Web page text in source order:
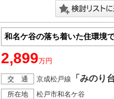
和名ケ谷の落ち着いた住環境
2,899万円
交 通 京成松戸線 「みのり
所在地
松戸市和名ケ谷
内房エリアの中古一戸建
内房エリアのマンション
内房エリアの土地